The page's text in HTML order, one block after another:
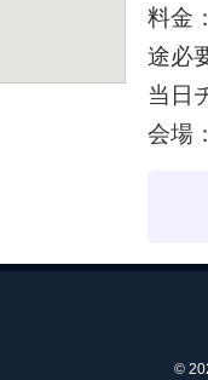
料金
途必
当日
会場
©